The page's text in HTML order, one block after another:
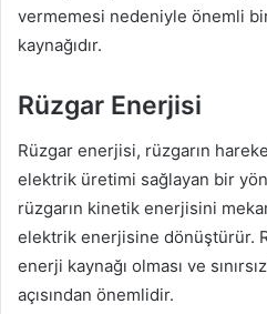
vermemesi nedeniyle önemli
kaynağıdır.
Rüzgar Enerjisi
Rüzgar enerjisi, rüzgarın
elektrik üretimi sağlayan bir
rüzgarın kinetik enerjisini
elektrik enerjisine dönüştürür.
enerji kaynağı olması ve
açısından önemlidir.